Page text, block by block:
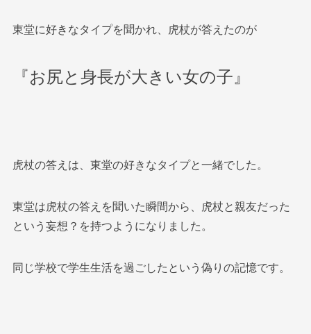
東堂に好きなタイプを聞かれ、虎杖が答えたのが
『お尻と身長が大きい女の子』
虎杖の答えは、東堂の好きなタイプと一緒でした。
東堂は虎杖の答えを聞いた瞬間から、虎杖と親友だった
という妄想？を持つようになりました。
同じ学校で学生生活を過ごしたという偽りの記憶です。